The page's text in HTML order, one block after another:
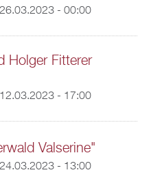
26.03.2023 - 00:00
Holger Fitterer
12.03.2023 - 17:00
Valserine"
24.03.2023 - 13:00